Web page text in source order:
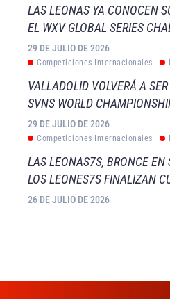
LAS LEONAS YA CONOCEN
EL WXV GLOBAL SERIES
29 DE JULIO DE 2026
Competiciones Internacionales
VALLADOLID VOLVERÁ A
SVNS WORLD
29 DE JULIO DE 2026
Competiciones Internacionales
LAS LEONAS7S, BRONCE
LOS LEONES7S FINALIZAN
26 DE JULIO DE 2026